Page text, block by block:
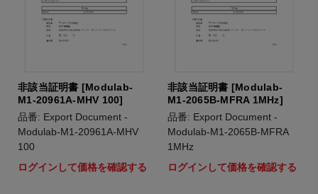
非該当証明書 [Modulab-
M1-20961A-MHV 100]
品番: Export Document -
Modulab-M1-20961A-MHV
100
ログインして価格を確認する
非該当証明書 [Modulab-
M1-2065B-MFRA 1MHz]
品番: Export Document -
Modulab-M1-2065B-MFRA
1MHz
ログインして価格を確認する